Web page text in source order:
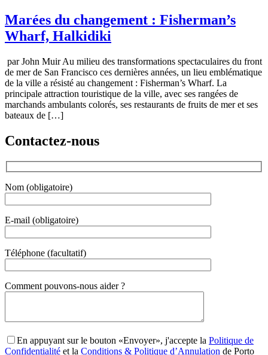
Marées du changement : Fisherman’s
Wharf, Halkidiki
par John Muir Au milieu des transformations spectaculaires du front
de mer de San Francisco ces dernières années, un lieu emblématique
de la ville a résisté au changement : Fisherman’s Wharf. La
principale attraction touristique de la ville, avec ses rangées de
marchands ambulants colorés, ses restaurants de fruits de mer et ses
bateaux de […]
Contactez-nous
Nom (obligatoire)
E-mail (obligatoire)
Téléphone (facultatif)
Gender
Comment pouvons-nous aider ?
En appuyant sur le bouton «Envoyer», j'accepte la Politique de
Confidentialité et la Conditions & Politique d’Annulation de Porto